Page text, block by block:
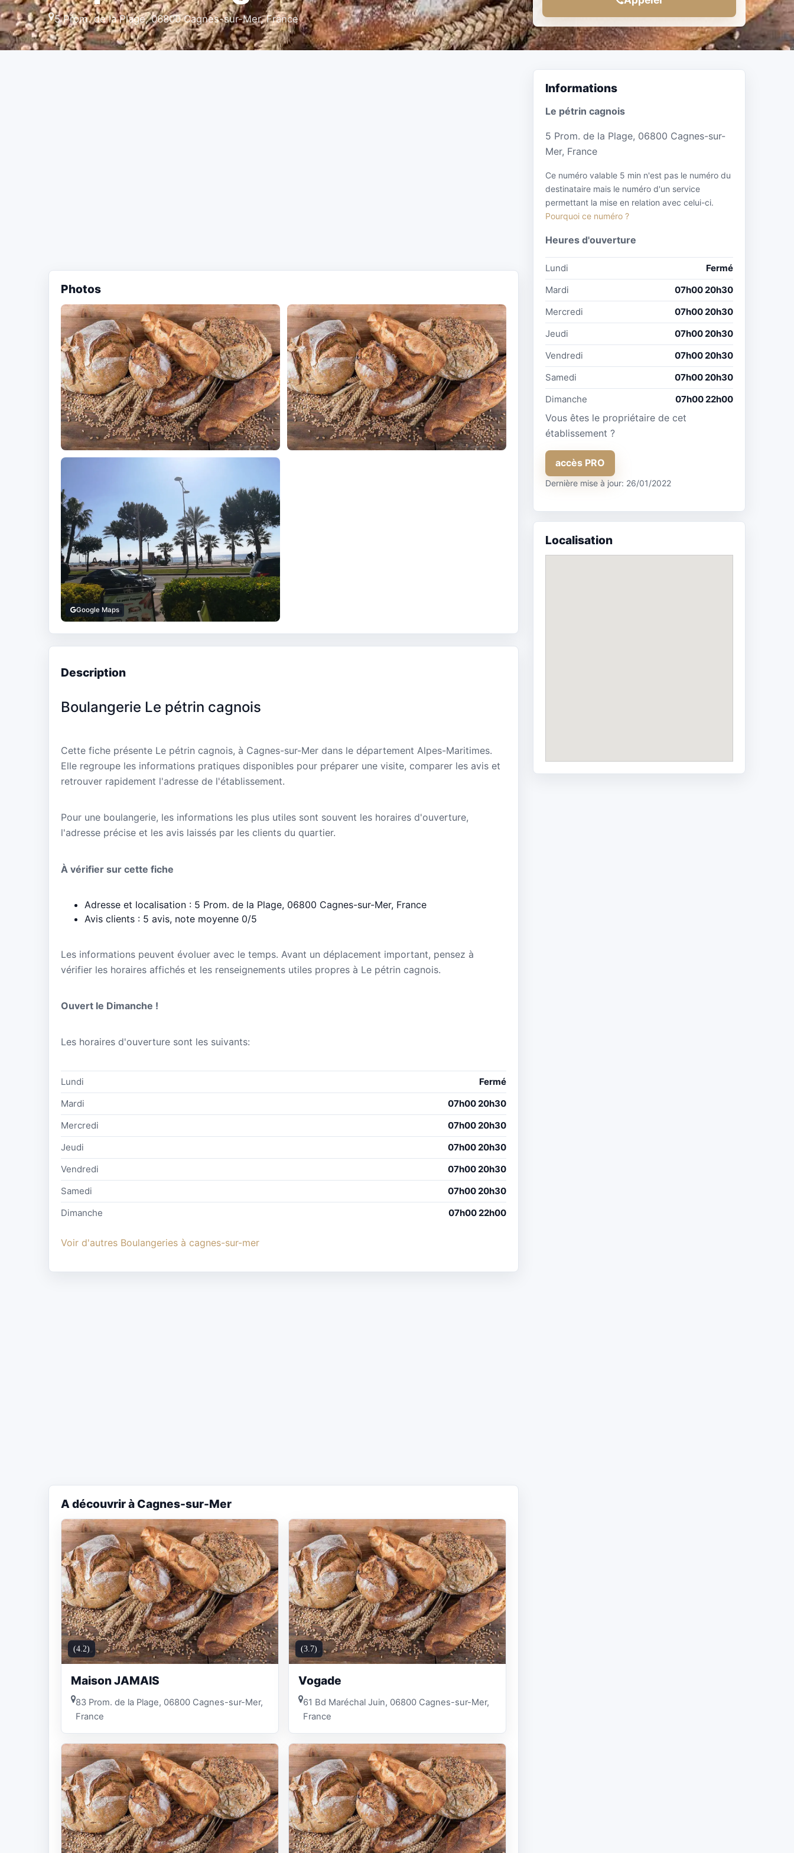
5 Prom. de la Plage, 06800 Cagnes-sur-Mer, France
Photos
Google Maps
Description
Boulangerie Le pétrin cagnois
Cette fiche présente Le pétrin cagnois, à Cagnes-sur-Mer dans le département Alpes-Maritimes.
Elle regroupe les informations pratiques disponibles pour préparer une visite, comparer les avis et
retrouver rapidement l'adresse de l'établissement.
Pour une boulangerie, les informations les plus utiles sont souvent les horaires d'ouverture,
l'adresse précise et les avis laissés par les clients du quartier.
À vérifier sur cette fiche
Adresse et localisation : 5 Prom. de la Plage, 06800 Cagnes-sur-Mer, France
Avis clients : 5 avis, note moyenne 0/5
Les informations peuvent évoluer avec le temps. Avant un déplacement important, pensez à
vérifier les horaires affichés et les renseignements utiles propres à Le pétrin cagnois.
Ouvert le Dimanche !
Les horaires d'ouverture sont les suivants:
Lundi
Fermé
Mardi
07h00 20h30
Mercredi
07h00 20h30
Jeudi
07h00 20h30
Vendredi
07h00 20h30
Samedi
07h00 20h30
Dimanche
07h00 22h00
Voir d'autres Boulangeries à cagnes-sur-mer
A découvrir à Cagnes-sur-Mer
(4.2)
Maison JAMAIS
83 Prom. de la Plage, 06800 Cagnes-sur-Mer,
France
(3.7)
Vogade
61 Bd Maréchal Juin, 06800 Cagnes-sur-Mer,
France
Informations
Le pétrin cagnois
5 Prom. de la Plage, 06800 Cagnes-sur-
Mer, France
Ce numéro valable 5 min n'est pas le numéro du
destinataire mais le numéro d'un service
permettant la mise en relation avec celui-ci.
Pourquoi ce numéro ?
Heures d'ouverture
Lundi
Fermé
Mardi
07h00 20h30
Mercredi
07h00 20h30
Jeudi
07h00 20h30
Vendredi
07h00 20h30
Samedi
07h00 20h30
Dimanche
07h00 22h00
Vous êtes le propriétaire de cet
établissement ?
accès PRO
Dernière mise à jour: 26/01/2022
Localisation